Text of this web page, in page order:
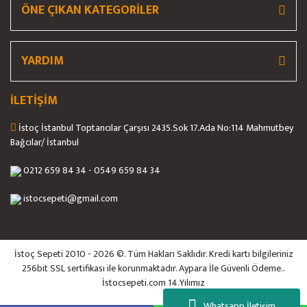
ÖNE ÇIKAN KATEGORİLER
YARDIM
İLETİŞİM
İstoç İstanbul Toptancılar Çarşısı 2435.Sok 17.Ada No:114 Mahmutbey
Bağcılar/ İstanbul
0212 659 84 34 - 0549 659 84 34
istocsepeti@gmail.com
İstoç Sepeti 2010 - 2026 ©. Tüm Hakları Saklıdır. Kredi kartı bilgileriniz
256bit SSL sertifikası ile korunmaktadır. Aypara İle Güvenli Ödeme..
İstocsepeti.com 14.Yılımız